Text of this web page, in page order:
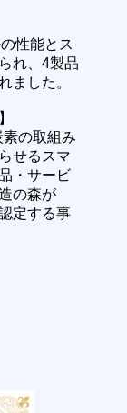
性能とス
れ、4製品
ました。
の取組み
せるスマ
・サービ
の森が
定する事